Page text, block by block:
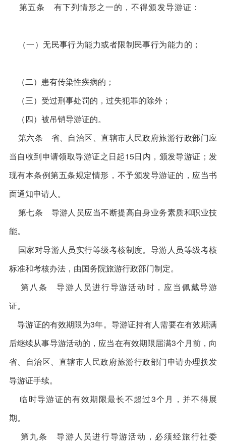
第五条 有下列情形之一的，不得颁发导游证：
（一）无民事行为能力或者限制民事行为能力的；
（二）患有传染性疾病的；
（三）受过刑事处罚的，过失犯罪的除外；
（四）被吊销导游证的。
第六条 省、自治区、直辖市人民政府旅游行政部门应
当自收到申请领取导游证之日起15日内，颁发导游证；发
现有本条例第五条规定情形，不予颁发导游证的，应当书
面通知申请人。
第七条 导游人员应当不断提高自身业务素质和职业技
能。
国家对导游人员实行等级考核制度。导游人员等级考核
标准和考核办法，由国务院旅游行政部门制定。
第八条 导游人员进行导游活动时，应当佩戴导游
证。
导游证的有效期限为3年。导游证持有人需要在有效期满
后继续从事导游活动的，应当在有效期限届满3个月前，向
省、自治区、直辖市人民政府旅游行政部门申请办理换发
导游证手续。
临时导游证的有效期限最长不超过3个月，并不得展
期。
第九条 导游人员进行导游活动，必须经旅行社委